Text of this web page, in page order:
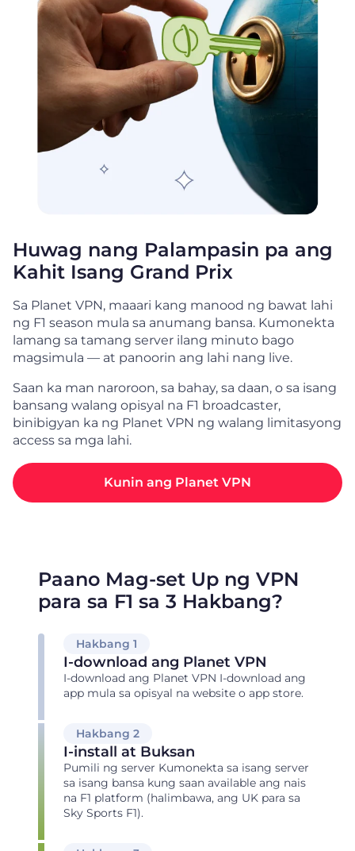
Huwag nang Palampasin pa ang
Kahit Isang Grand Prix
Sa Planet VPN, maaari kang manood ng bawat lahi
ng F1 season mula sa anumang bansa. Kumonekta
lamang sa tamang server ilang minuto bago
magsimula — at panoorin ang lahi nang live.
Saan ka man naroroon, sa bahay, sa daan, o sa isang
bansang walang opisyal na F1 broadcaster,
binibigyan ka ng Planet VPN ng walang limitasyong
access sa mga lahi.
Kunin ang Planet VPN
Paano Mag-set Up ng VPN
para sa F1 sa 3 Hakbang?
Hakbang 1
I-download ang Planet VPN
I-download ang Planet VPN I-download ang
app mula sa opisyal na website o app store.
Hakbang 2
I-install at Buksan
Pumili ng server Kumonekta sa isang server
sa isang bansa kung saan available ang nais
na F1 platform (halimbawa, ang UK para sa
Sky Sports F1).